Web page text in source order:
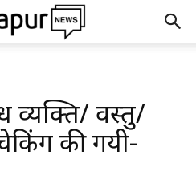
व्यक्ति/ वस्तु/
की गयी-